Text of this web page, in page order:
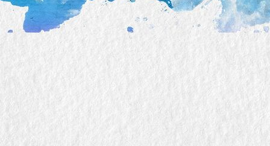
Smartphone-Laptop-Hilfe